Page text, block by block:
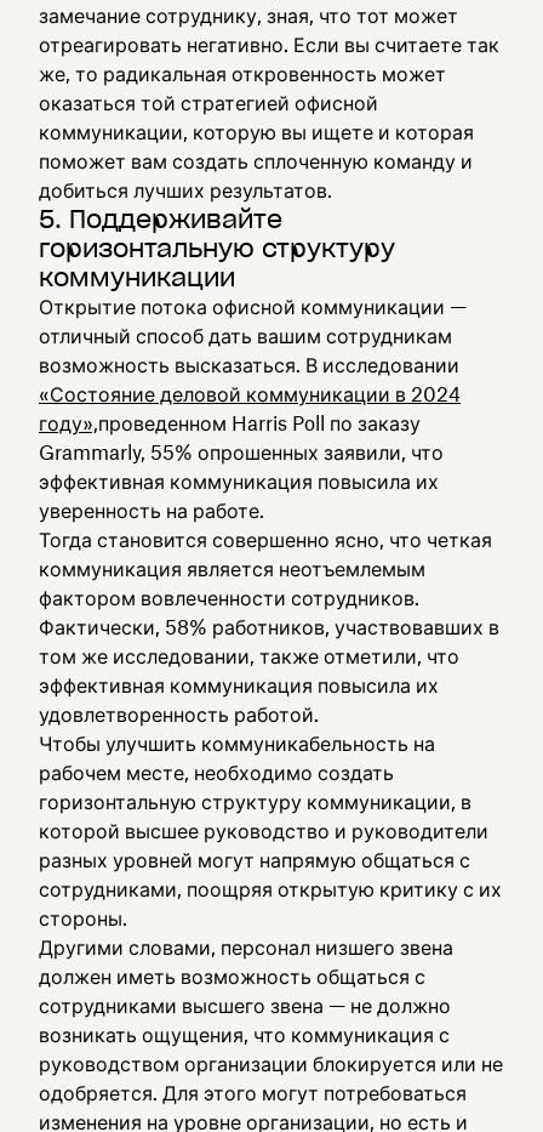
замечание сотруднику, зная, что тот может
отреагировать негативно. Если вы считаете так
же, то радикальная откровенность может
оказаться той стратегией офисной
коммуникации, которую вы ищете и которая
поможет вам создать сплоченную команду и
добиться лучших результатов.
5. Поддерживайте
горизонтальную структуру
коммуникации
Открытие потока офисной коммуникации —
отличный способ дать вашим сотрудникам
возможность высказаться. В исследовании
«Состояние деловой коммуникации в 2024
году»,проведенном Harris Poll по заказу
Grammarly, 55% опрошенных заявили, что
эффективная коммуникация повысила их
уверенность на работе.
Тогда становится совершенно ясно, что четкая
коммуникация является неотъемлемым
фактором вовлеченности сотрудников.
Фактически, 58% работников, участвовавших в
том же исследовании, также отметили, что
эффективная коммуникация повысила их
удовлетворенность работой.
Чтобы улучшить коммуникабельность на
рабочем месте, необходимо создать
горизонтальную структуру коммуникации, в
которой высшее руководство и руководители
разных уровней могут напрямую общаться с
сотрудниками, поощряя открытую критику с их
стороны.
Другими словами, персонал низшего звена
должен иметь возможность общаться с
сотрудниками высшего звена — не должно
возникать ощущения, что коммуникация с
руководством организации блокируется или не
одобряется. Для этого могут потребоваться
изменения на уровне организации, но есть и